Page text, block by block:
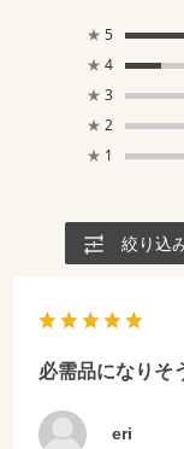
★ 5
★ 4
★ 3
★ 2
★ 1
絞り込
必需品になりそ
eri